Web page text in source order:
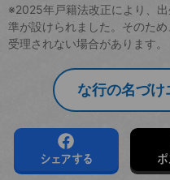
※2025年戸籍法改正により、
準が設けられました。そのた
受理されない場合があります。
な行の名づけ
シェアする ポ